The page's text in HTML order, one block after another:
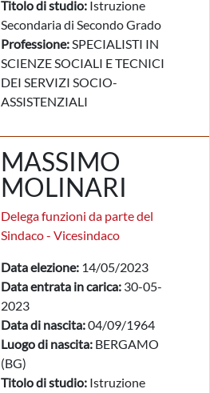
Titolo di studio: Istruzione
Secondaria di Secondo Grado
Professione:SPECIALISTI IN
SCIENZE SOCIALI E TECNICI
DEI SERVIZI SOCIO-
ASSISTENZIALI
MASSIMO
MOLINARI
Delega funzioni da parte del
Sindaco - Vicesindaco
Data elezione: 14/05/2023
Data entrata in carica: 30-05-
2023
Data di nascita:04/09/1964
Luogo di nascita: BERGAMO
(BG)
Titolo di studio: Istruzione